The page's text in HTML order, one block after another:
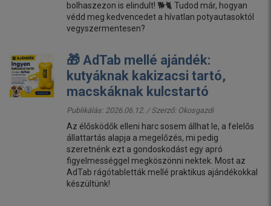
bolhaszezon is elindult! 🐕🐈 Tudod már, hogyan
védd meg kedvencedet a hívatlan potyautasoktól
vegyszermentesen?
🎁 AdTab mellé ajándék:
kutyáknak kakizacsi tartó,
macskáknak kulcstartó
Publikálás: 2026.06.12. / Szerző: Okosgazdi
Az élősködők elleni harc sosem állhat le, a felelős
állattartás alapja a megelőzés, mi pedig
szeretnénk ezt a gondoskodást egy apró
figyelmességgel megköszönni nektek. Most az
AdTab rágótabletták mellé praktikus ajándékokkal
készültünk!